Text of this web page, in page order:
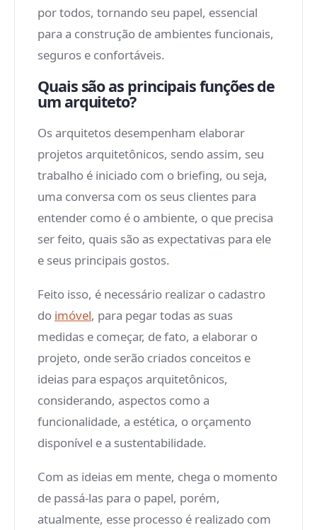
por todos, tornando seu papel, essencial
para a construção de ambientes funcionais,
seguros e confortáveis.
Quais são as principais funções de
um arquiteto?
Os arquitetos desempenham elaborar
projetos arquitetônicos, sendo assim, seu
trabalho é iniciado com o briefing, ou seja,
uma conversa com os seus clientes para
entender como é o ambiente, o que precisa
ser feito, quais são as expectativas para ele
e seus principais gostos.
Feito isso, é necessário realizar o cadastro
do imóvel, para pegar todas as suas
medidas e começar, de fato, a elaborar o
projeto, onde serão criados conceitos e
ideias para espaços arquitetônicos,
considerando, aspectos como a
funcionalidade, a estética, o orçamento
disponível e a sustentabilidade.
Com as ideias em mente, chega o momento
de passá-las para o papel, porém,
atualmente, esse processo é realizado com